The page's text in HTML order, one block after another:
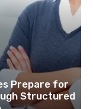
Prepare for
Structured